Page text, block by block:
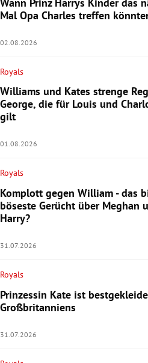
Mal Opa Charles treffen
02.08.2026
Royals
Williams und Kates strenge
George, die für Louis und
gilt
01.08.2026
Royals
Komplott gegen William - das
böseste Gerücht über Meghan
Harry?
31.07.2026
Royals
Prinzessin Kate ist
Großbritanniens
31.07.2026